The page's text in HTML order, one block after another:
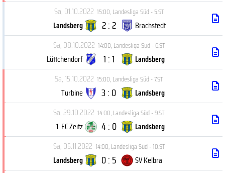
Sa, 01.10.2022 15:00,Landesliga Süd - 5.ST
Landsberg 2 : 2
Brachstedt
Sa, 08.10.2022 14:00,Landesliga Süd - 6.ST
Lüttchendorf 1 : 1
Landsberg
Sa, 15.10.2022 15:00,Landesliga Süd - 7.ST
Turbine 3 : 0
Landsberg
Sa, 29.10.2022 14:00,Landesliga Süd - 9.ST
1. FC Zeitz 4 : 0
Landsberg
Sa, 05.11.2022 14:00,Landesliga Süd - 10.ST
Landsberg 0 : 5
SV Kelbra